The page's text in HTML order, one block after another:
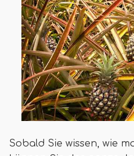
Sobald Sie wissen, wie